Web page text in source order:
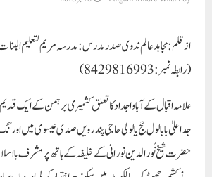
از قلم : مجاہد عالم ندوی صدر مدرس : مدرسہ مریم لتعلیم البنات
(رابطہ نمبر : 8429816993)
علامہ اقبال کے آبا و اجداد کا تعلق کشمیری برہمن کے ایک
جد اعلیٰ بابا لول حج یا لولی حاجی پندرویں صدی عیسوی میں
حضرت شیخ نُور الدین نورانی کے خلیفہ کے ہاتھ پر مشرف با